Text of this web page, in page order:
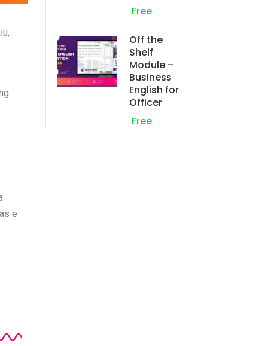
e
Free
Off the
Shelf
Module –
Business
English for
Officer
Free